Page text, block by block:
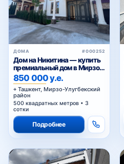
ДОМА #000252
Дом на Никитина — купить
премиальный дом в Мирзо-
Улугбекском районе
Ташкента
850 000 у.е.
Ташкент, Мирзо-Улугбекский
район
500 квадратных метров • 3
сотки
Подробнее